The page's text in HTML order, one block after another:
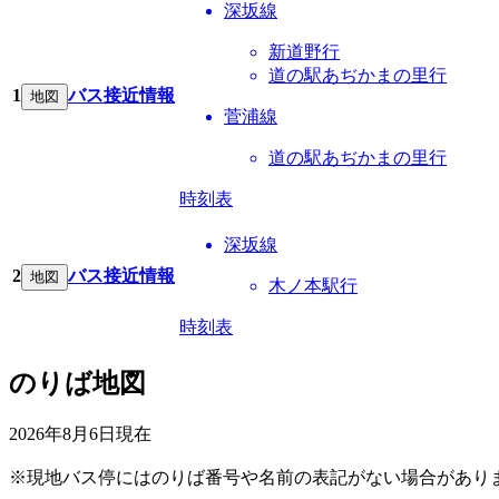
1 地図 バス接近情報
深坂線
新道野行
道の駅あぢかまの里行
菅浦線
道の駅あぢかまの里行
時刻表
2 地図 バス接近情報
深坂線
木ノ本駅行
時刻表
のりば地図
2026年8月6日 現在
※現地バス停にはのりば番号や名前の表記がない場合があり